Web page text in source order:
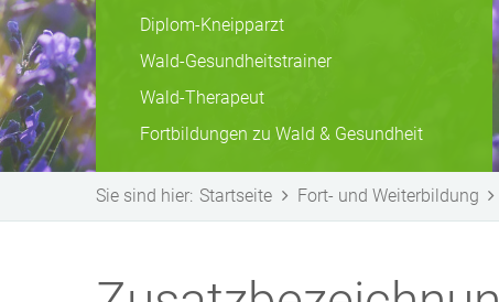
Diplom-Kneipparzt
Wald-Gesundheitstrainer
Wald-Therapeut
Fortbildungen zu Wald & Gesundheit
Sie sind hier: Startseite Fort- und Weiterbildung